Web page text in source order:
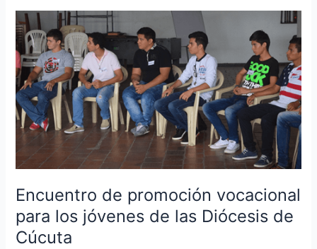
Encuentro de promoción vocacional
para los jóvenes de las Diócesis de
Cúcuta
Encuentro
de
promoción
vocacional
para
los
jóvenes
de
las
Diócesis
de
Cúcuta